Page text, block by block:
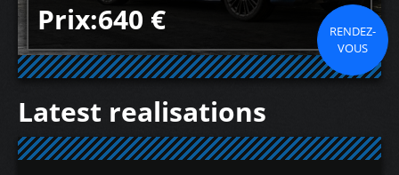
Prix:640 €
RENDEZ-
VOUS
Latest realisations